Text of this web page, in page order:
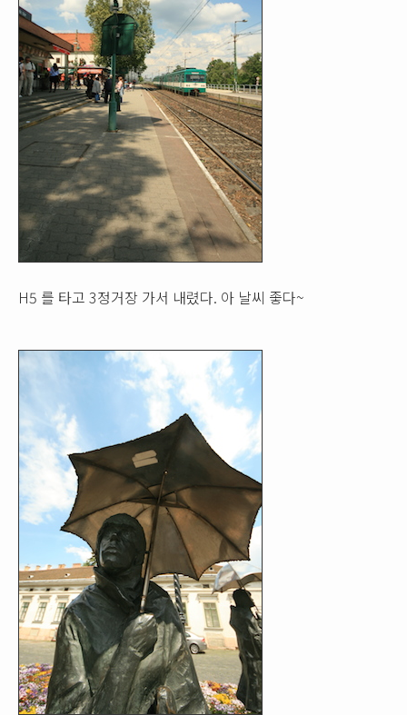
H5 를 타고 3정거장 가서 내렸다. 아 날씨 좋다~